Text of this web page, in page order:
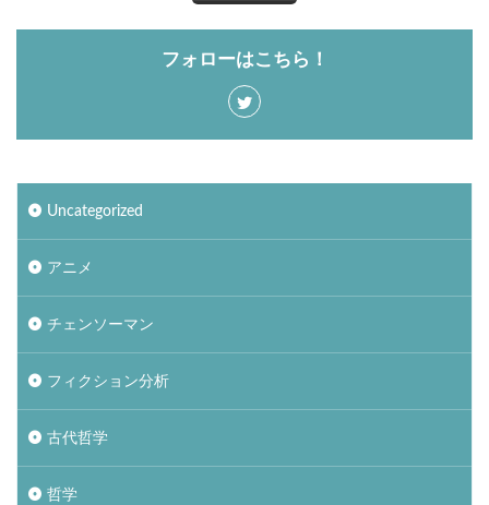
フォローはこちら！
Uncategorized
アニメ
チェンソーマン
フィクション分析
古代哲学
哲学